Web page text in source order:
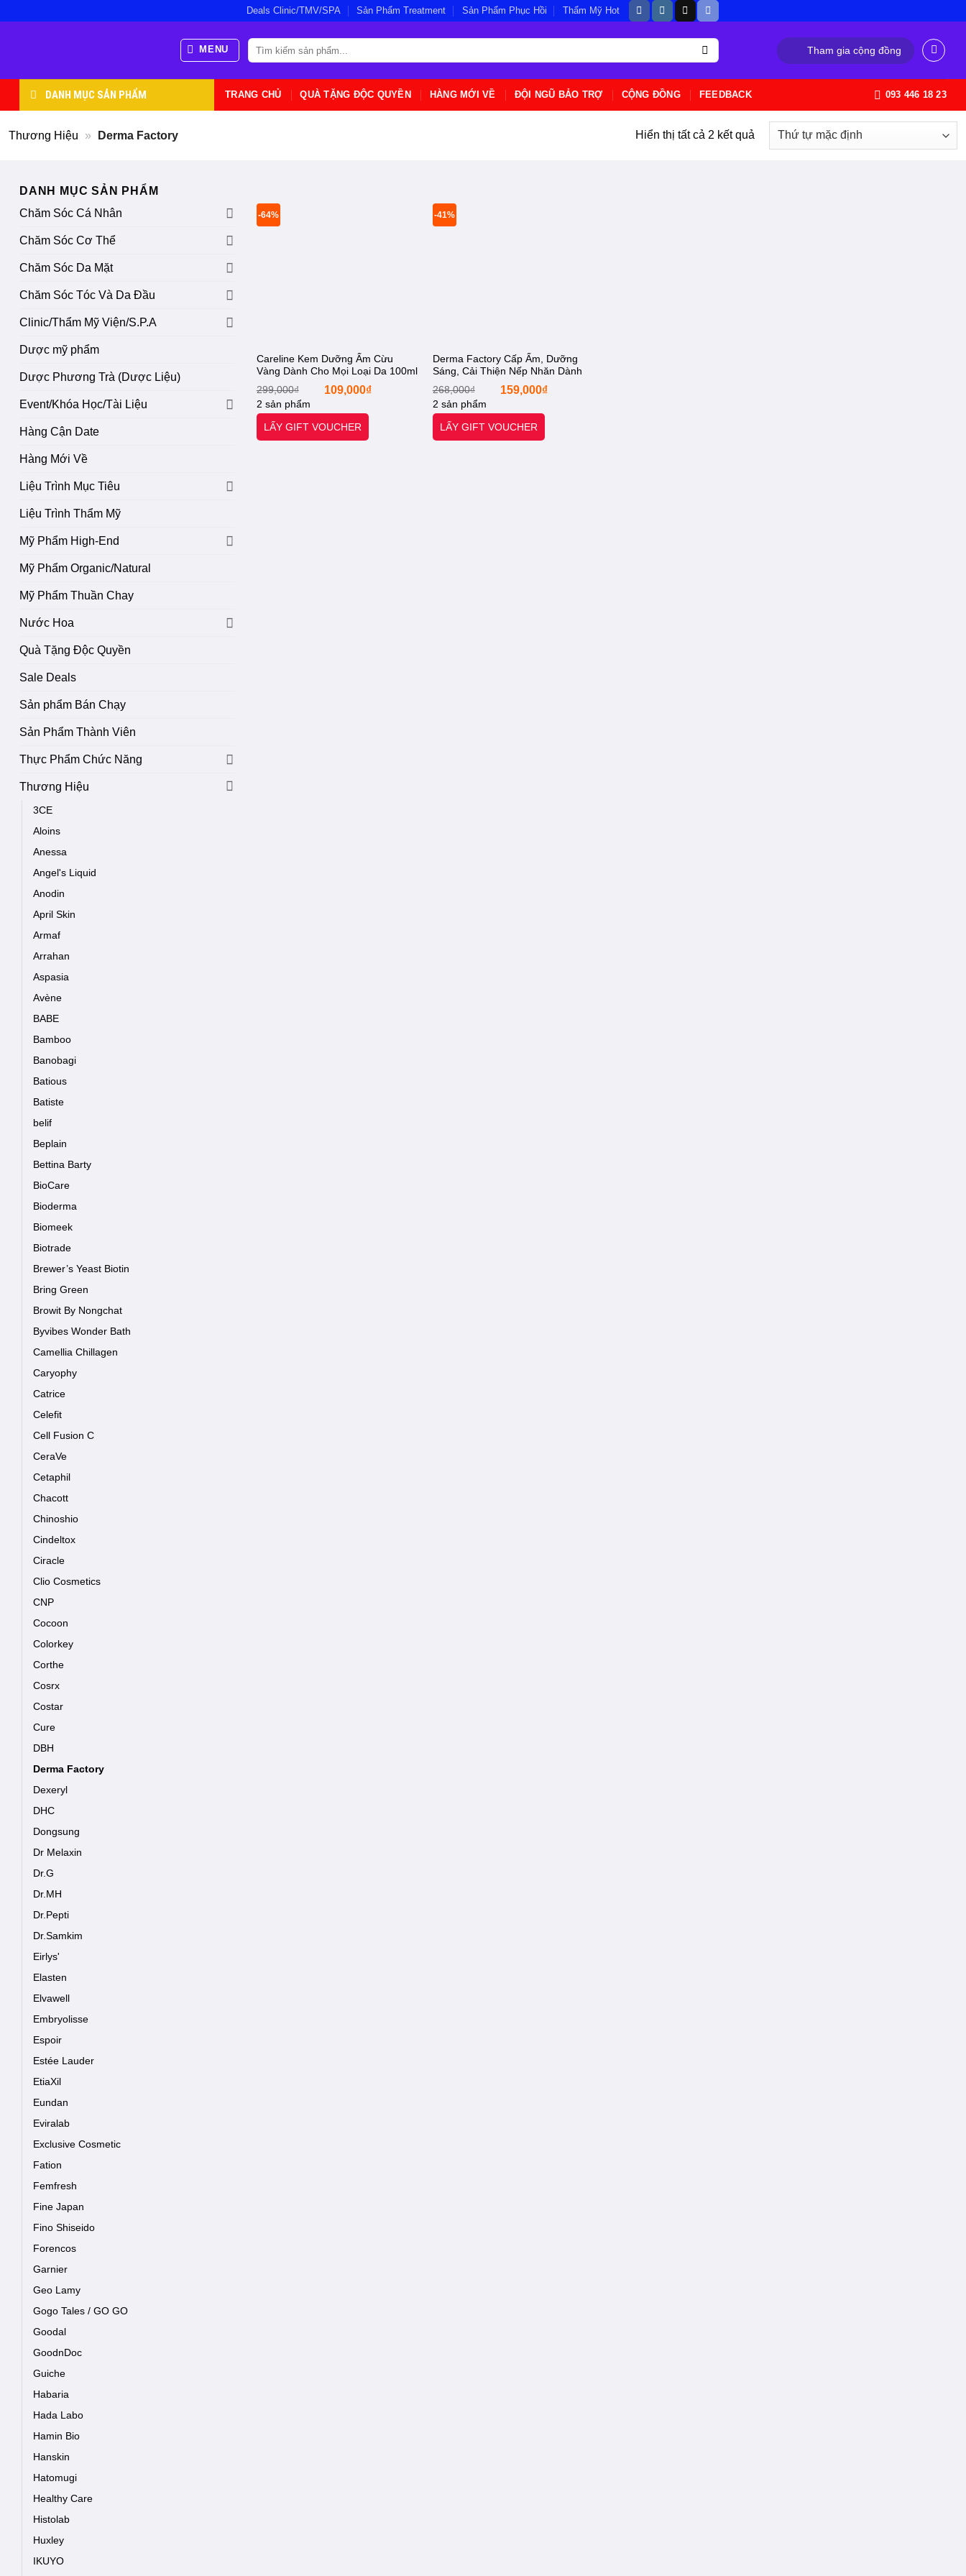
Deals Clinic/TMV/SPA Sản Phẩm Treatment Sản Phẩm Phục Hồi Thẩm Mỹ Hot
MENU
Tìm
kiếm:
Tham gia cộng đồng
DANH MỤC SẢN PHẨM TRANG CHỦ QUÀ TẶNG ĐỘC QUYỀN HÀNG MỚI VỀ ĐỘI NGŨ BẢO TRỢ CỘNG ĐỒNG FEEDBACK 093 446 18 23
Thương Hiệu » Derma Factory Hiển thị tất cả 2 kết quả
DANH MỤC SẢN PHẨM
Chăm Sóc Cá Nhân
Chăm Sóc Cơ Thể
Chăm Sóc Da Mặt
Chăm Sóc Tóc Và Da Đầu
Clinic/Thẩm Mỹ Viện/S.P.A
Dược mỹ phẩm
Dược Phương Trà (Dược Liệu)
Event/Khóa Học/Tài Liệu
Hàng Cận Date
Hàng Mới Về
Liệu Trình Mục Tiêu
Liệu Trình Thẩm Mỹ
Mỹ Phẩm High-End
Mỹ Phẩm Organic/Natural
Mỹ Phẩm Thuần Chay
Nước Hoa
Quà Tặng Độc Quyền
Sale Deals
Sản phẩm Bán Chạy
Sản Phẩm Thành Viên
Thực Phẩm Chức Năng
Thương Hiệu
3CE
Aloins
Anessa
Angel's Liquid
Anodin
April Skin
Armaf
Arrahan
Aspasia
Avène
BABE
Bamboo
Banobagi
Batious
Batiste
belif
Beplain
Bettina Barty
BioCare
Bioderma
Biomeek
Biotrade
Brewer’s Yeast Biotin
Bring Green
Browit By Nongchat
Byvibes Wonder Bath
Camellia Chillagen
Caryophy
Catrice
Celefit
Cell Fusion C
CeraVe
Cetaphil
Chacott
Chinoshio
Cindeltox
Ciracle
Clio Cosmetics
CNP
Cocoon
Colorkey
Corthe
Cosrx
Costar
Cure
DBH
Derma Factory
Dexeryl
DHC
Dongsung
Dr Melaxin
Dr.G
Dr.MH
Dr.Pepti
Dr.Samkim
Eirlys'
Elasten
Elvawell
Embryolisse
Espoir
Estée Lauder
EtiaXil
Eundan
Eviralab
Exclusive Cosmetic
Fation
Femfresh
Fine Japan
Fino Shiseido
Forencos
Garnier
Geo Lamy
Gogo Tales / GO GO
Goodal
GoodnDoc
Guiche
Habaria
Hada Labo
Hamin Bio
Hanskin
Hatomugi
Healthy Care
Histolab
Huxley
IKUYO
-64%
Careline Kem Dưỡng Ẩm Cừu
Vàng Dành Cho Mọi Loại Da 100ml
Collagen & vitamin E Placenta
Cream. [Otel-Starx- Chính Hãng]
299,000₫
Giá
299,000₫.
109,000₫
2 sản phẩm
LẤY GIFT VOUCHER
-41%
Derma Factory Cấp Ẩm, Dưỡng
Sáng, Cải Thiện Nếp Nhăn Dành
Cho Mọi Loại Da 30g Bakuchiol 1%
Cream. [Otel-Starx- Chính Hãng]
268,000₫
Giá
268,000₫.
159,000₫
2 sản phẩm
LẤY GIFT VOUCHER